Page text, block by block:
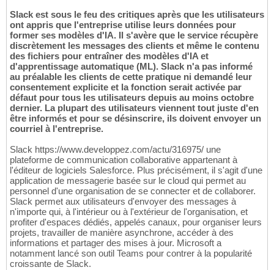
Slack est sous le feu des critiques après que les utilisateurs
ont appris que l'entreprise utilise leurs données pour
former ses modèles d'IA. Il s'avère que le service récupère
discrètement les messages des clients et même le contenu
des fichiers pour entraîner des modèles d'IA et
d'apprentissage automatique (ML). Slack n'a pas informé
au préalable les clients de cette pratique ni demandé leur
consentement explicite et la fonction serait activée par
défaut pour tous les utilisateurs depuis au moins octobre
dernier. La plupart des utilisateurs viennent tout juste d'en
être informés et pour se désinscrire, ils doivent envoyer un
courriel à l'entreprise.
Slack https://www.developpez.com/actu/316975/ une
plateforme de communication collaborative appartenant à
l'éditeur de logiciels Salesforce. Plus précisément, il s'agit d'une
application de messagerie basée sur le cloud qui permet au
personnel d'une organisation de se connecter et de collaborer.
Slack permet aux utilisateurs d'envoyer des messages à
n'importe qui, à l'intérieur ou à l'extérieur de l'organisation, et
profiter d'espaces dédiés, appelés canaux, pour organiser leurs
projets, travailler de manière asynchrone, accéder à des
informations et partager des mises à jour. Microsoft a
notamment lancé son outil Teams pour contrer à la popularité
croissante de Slack.